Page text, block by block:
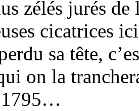
zélés jurés
cicatrices
sa tête,
on la
1795…